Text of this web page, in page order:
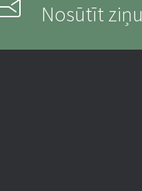
Nosūtīt ziņu